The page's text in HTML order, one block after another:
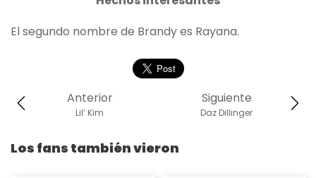
El segundo nombre de Brandy es Rayana.
Siguiente
Daz Dillinger
Anterior
Lil’ Kim
Los fans también vieron